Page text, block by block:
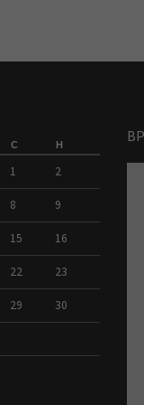
С Н
1 2
8 9
15 16
22 23
29 30